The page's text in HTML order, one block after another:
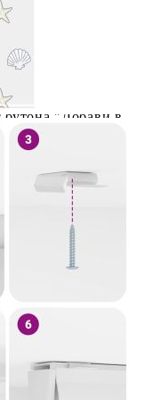
цел.
бутона "Добави в
да изберете броя
цел.
бутона "Добави в
да изберете броя
NewPay плаща
и
към тях:
на
на стойност до
от стойността на
сума се
оскъпяване. За
поръчката се
с оскъпяване. За